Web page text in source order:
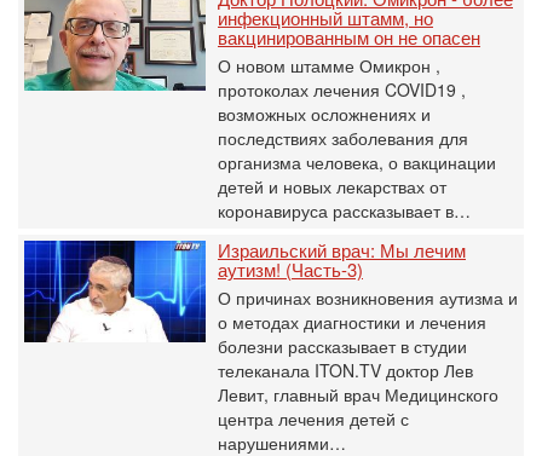
инфекционный штамм, но
вакцинированным он не опасен
О новом штамме Омикрон ,
протоколах лечения COVID19 ,
возможных осложнениях и
последствиях заболевания для
организма человека, о вакцинации
детей и новых лекарствах от
коронавируса рассказывает в…
Израильский врач: Мы лечим
аутизм! (Часть-3)
О причинах возникновения аутизма и
о методах диагностики и лечения
болезни рассказывает в студии
телеканала ITON.TV доктор Лев
Левит, главный врач Медицинского
центра лечения детей с
нарушениями…